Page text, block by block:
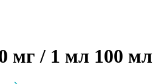
мг / 1 мл 100 мл